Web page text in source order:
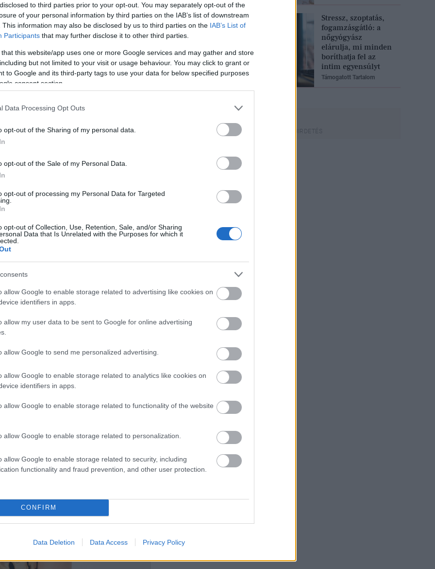
to third parties prior to your opt-out. You may separately opt-out of the
of your personal information by third parties on the IAB’s list of downstream
This information may also be disclosed by us to third parties on the IAB’s List of
Participants that may further disclose it to other third parties.
that this website/app uses one or more Google services and may gather and store
but not limited to your visit or usage behaviour. You may click to grant or
to Google and its third-party tags to use your data for below specified purposes
consent section.
Data Processing Opt Outs
opt-out of the Sharing of my personal data.
opt-out of the Sale of my Personal Data.
opt-out of processing my Personal Data for Targeted
opt-out of Collection, Use, Retention, Sale, and/or Sharing
Data that Is Unrelated with the Purposes for which it
allow Google to enable storage related to advertising like cookies on
identifiers in apps.
allow my user data to be sent to Google for online advertising
allow Google to send me personalized advertising.
allow Google to enable storage related to analytics like cookies on
identifiers in apps.
allow Google to enable storage related to functionality of the website
allow Google to enable storage related to personalization.
allow Google to enable storage related to security, including
functionality and fraud prevention, and other user protection.
CONFIRM
Data Deletion Data Access Privacy Policy
családanyaként.
elé. Milyen érzés visszatérni
az életed részét képezte nap
számomra, és alig vártam,
éveket abszolút a családnak
átadtam a páromnak, hogy ő mint
Most pedig nagyon jó érzés volt
jelentette. Volt bennem egy
év után egy címlapfotózáson, de
elé álltam. Otthonos közeg
ezt a munkát.
tudod összeegyeztetni ezt a két,
a két ország között.
Spanyolországban a
idő után persze sok barátra tettem
amikor van egy kis
legutóbb nyáron voltam ott, most
vannak kicsomagolatlan
teljesen elkényelmesednem, ezért
a családdal, és egy
Stressz, szoptatás,
fogamzásgátló: a
nőgyógyász
elárulja, mi minden
boríthatja fel az
intim egyensúlyt
Támogatott Tartalom